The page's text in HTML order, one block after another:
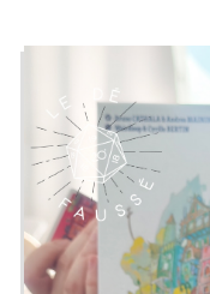
Description : La vie au
mais la vie ici permet
habitants de grandir et
leur guise. Un
devenir frère. Un autre
ambitieux et aspirer à
la fonction publique.
pourrait vouloir
dans des pays
Emission présentée